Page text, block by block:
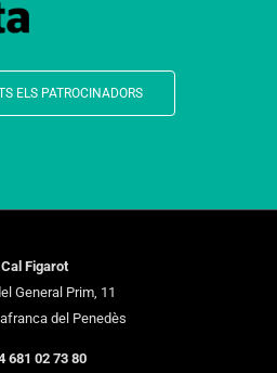
ELS PATROCINADORS
Cal Figarot
General Prim, 11
del Penedès
681 02 73 80